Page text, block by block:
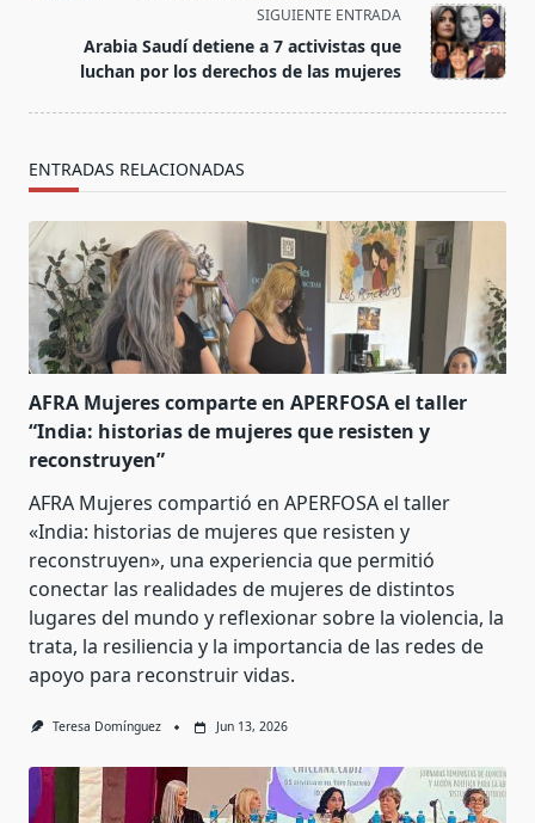
reader-
text">Página</span>
SIGUIENTE ENTRADA
Arabia Saudí detiene a 7 activistas que
luchan por los derechos de las mujeres
ENTRADAS RELACIONADAS
AFRA Mujeres comparte en APERFOSA el taller
“India: historias de mujeres que resisten y
reconstruyen”
AFRA Mujeres compartió en APERFOSA el taller
«India: historias de mujeres que resisten y
reconstruyen», una experiencia que permitió
conectar las realidades de mujeres de distintos
lugares del mundo y reflexionar sobre la violencia, la
trata, la resiliencia y la importancia de las redes de
apoyo para reconstruir vidas.
Teresa Domínguez Jun 13, 2026